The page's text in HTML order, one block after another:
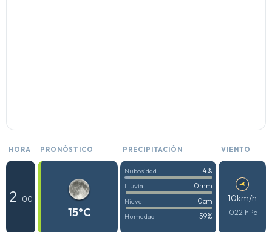
HORA PRONÓSTICO PRECIPITACIÓN VIENTO
2 : 00
15°C
Nubosidad 4%
Lluvia 0mm
Nieve 0cm
Humedad 59%
10km/h
1022 hPa